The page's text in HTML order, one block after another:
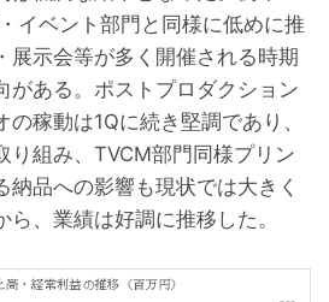
イベント部門と同様に低めに推
展示会等が多く開催される時期
がある。ポストプロダクション
稼動は1Qに続き堅調であり、
り組み、TVCM部門同様プリン
納品への影響も現状では大きく
、業績は好調に推移した。